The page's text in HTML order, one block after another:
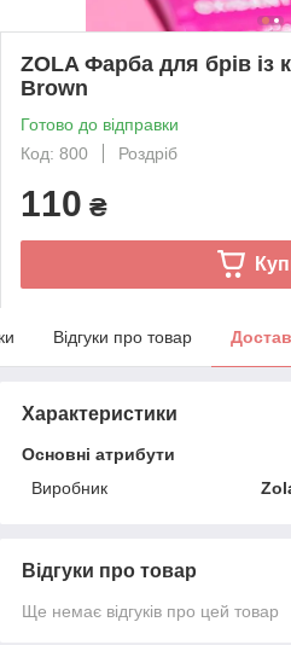
ZOLA Фарба для брів із
Brown
Готово до відправки
Код: 800
Роздріб
110 ₴
Відгуки про товар
Характеристики
Основні атрибути
Виробник
Відгуки про товар
Ще немає відгуків про цей товар